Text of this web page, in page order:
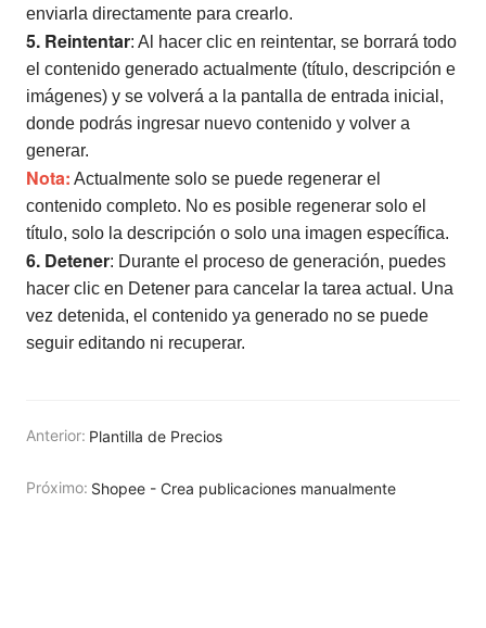
enviarla directamente para crearlo.
5. Reintentar: Al hacer clic en reintentar, se borrará todo
el contenido generado actualmente (título, descripción e
imágenes) y se volverá a la pantalla de entrada inicial,
donde podrás ingresar nuevo contenido y volver a
generar.
Nota: Actualmente solo se puede regenerar el
contenido completo. No es posible regenerar solo el
título, solo la descripción o solo una imagen específica.
6. Detener: Durante el proceso de generación, puedes
hacer clic en Detener para cancelar la tarea actual. Una
vez detenida, el contenido ya generado no se puede
seguir editando ni recuperar.
Anterior: Plantilla de Precios
Próximo: Shopee - Crea publicaciones manualmente